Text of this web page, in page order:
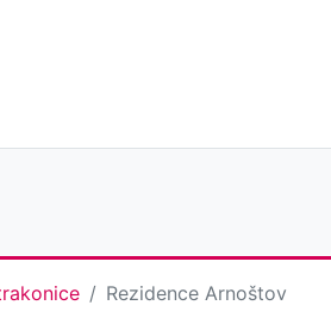
Rezidence Arnoštov